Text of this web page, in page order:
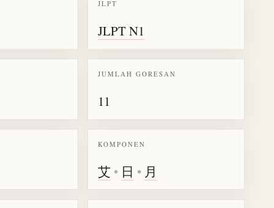
kanji 萌
JLPT
JLPT N1
JUMLAH GORESAN
11
KOMPONEN
艾 • 日 • 月